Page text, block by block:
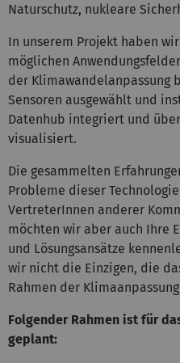
Naturschutz, nukleare
In unserem Projekt haben
möglichen
der Klimawandelanpassung
Sensoren ausgewählt und
Datenhub integriert und
visualisiert.
Die gesammelten
Probleme dieser
VertreterInnen anderer
möchten wir aber auch Ihre
und Lösungsansätze
wir nicht die Einzigen, die
Rahmen der
Folgender Rahmen ist für
geplant: